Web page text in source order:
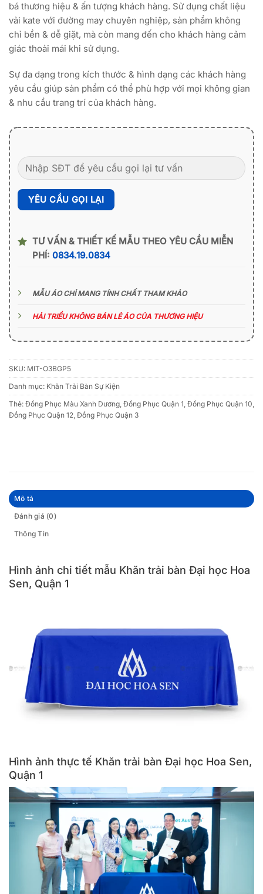
bá thương hiệu & ấn tượng khách hàng. Sử dụng chất liệu
vải kate với đường may chuyên nghiệp, sản phẩm không
chỉ bền & dễ giặt, mà còn mang đến cho khách hàng cảm
giác thoải mái khi sử dụng.
Sự đa dạng trong kích thước & hình dạng các khách hàng
yêu cầu giúp sản phẩm có thể phù hợp với mọi không gian
& nhu cầu trang trí của khách hàng.
TƯ VẤN & THIẾT KẾ MẪU THEO YÊU CẦU MIỄN
PHÍ: 0834.19.0834
MẪU ÁO CHỈ MANG TÍNH CHẤT THAM KHẢO
HẢI TRIỀU KHÔNG BÁN LẺ ÁO CỦA THƯƠNG HIỆU
SKU: MIT-O3BGP5
Danh mục: Khăn Trải Bàn Sự Kiện
Thẻ: Đồng Phục Màu Xanh Dương, Đồng Phục Quận 1, Đồng Phục Quận 10,
Đồng Phục Quận 12, Đồng Phục Quận 3
Mô tả
Đánh giá (0)
Thông Tin
Hình ảnh chi tiết mẫu Khăn trải bàn Đại học Hoa
Sen, Quận 1
Hình ảnh thực tế Khăn trải bàn Đại học Hoa Sen,
Quận 1